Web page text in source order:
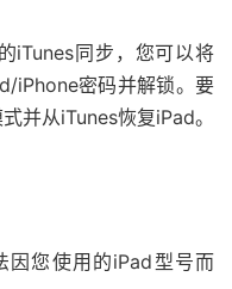
iTunes同步，您可以将
iPhone密码并解锁。要
并从iTunes恢复iPad。
因您使用的iPad型号而